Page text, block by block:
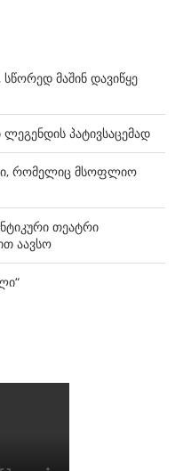
მაშინ დავიწყე
ლეგენდის პატივსაცემად
რომელიც მსოფლიო
თეატრი
აავსო